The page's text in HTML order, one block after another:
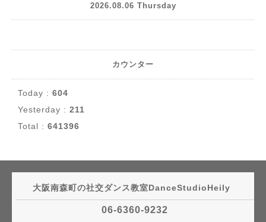
2026.08.06 Thursday
カウンター
Today : 604
Yesterday : 211
Total : 641396
大阪南森町の社交ダンス教室DanceStudioHeily
06-6360-9232